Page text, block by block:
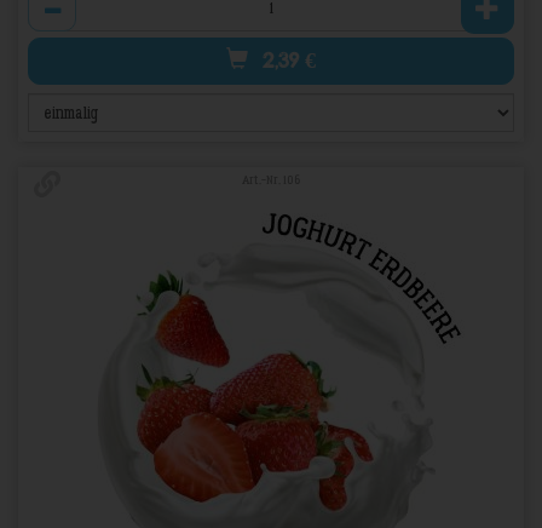
2,39 €